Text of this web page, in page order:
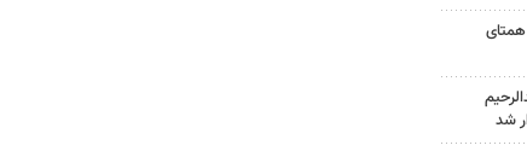
همتای
شد